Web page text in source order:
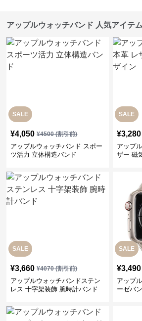
アップルウォッチバンド 人気アイテム
SALE
¥4,050 ¥4500(割引前)
アップルウォッチバンド スポー
ツ活力 立体構造バンド
SALE
¥3,280
アップ
ザー 磁
SALE
¥3,660 ¥4070(割引前)
アップルウォッチバンドステン
レス 十字架装飾 腕時計バンド
SALE
¥3,490
アップ
ーゼバ